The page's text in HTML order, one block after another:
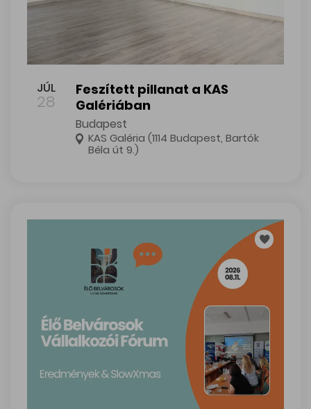
JÚL
28
Feszített pillanat a KAS
Galériában
Budapest
KAS Galéria (1114 Budapest, Bartók
Béla út 9.)